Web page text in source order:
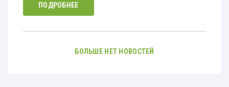
ПОДРОБНЕЕ
БОЛЬШЕ НЕТ НОВОСТЕЙ